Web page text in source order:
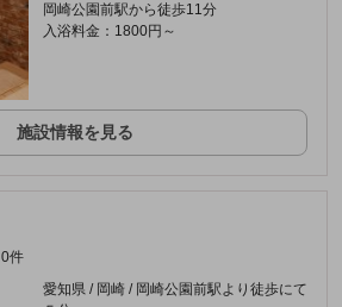
岡崎公園前駅から徒歩11分
入浴料金：1800円～
施設情報を見る
0件
愛知県 / 岡崎 / 岡崎公園前駅より徒歩にて